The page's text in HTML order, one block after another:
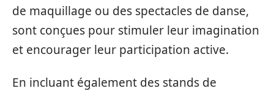
de maquillage ou des spectacles de danse,
sont conçues pour stimuler leur imagination
et encourager leur participation active.
En incluant également des stands de